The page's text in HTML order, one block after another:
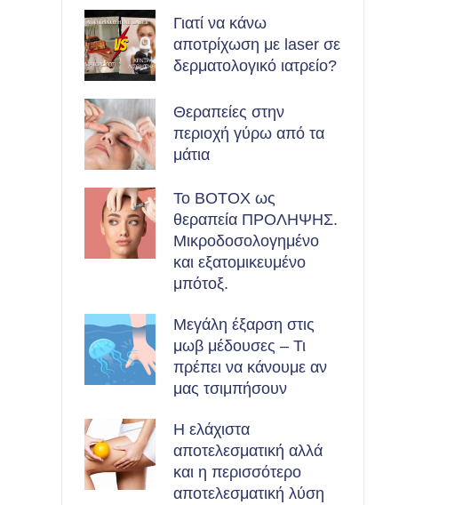
Γιατί να κάνω
αποτρίχωση με laser σε
δερματολογικό ιατρείο?
Θεραπείες στην
περιοχή γύρω από τα
μάτια
Το BOTOX ως
θεραπεία ΠΡΟΛΗΨΗΣ.
Μικροδοσολογημένο
και εξατομικευμένο
μπότοξ.
Μεγάλη έξαρση στις
μωβ μέδουσες – Τι
πρέπει να κάνουμε αν
μας τσιμπήσουν
Η ελάχιστα
αποτελεσματική αλλά
και η περισσότερο
αποτελεσματική λύση